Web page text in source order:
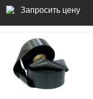
Запросить цену